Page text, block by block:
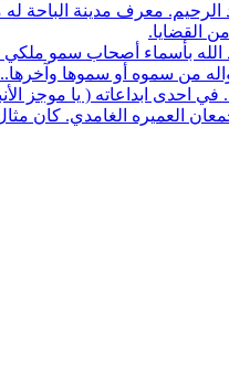
الرحيم. معرف مدينة
القضايا.
الله بأسماء أصحاب سمو
من سموه أو سموها
في احدى ابداعاته ( يا موجز
الغامدي. كان مثال للمعلم